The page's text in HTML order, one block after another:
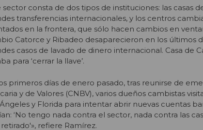
sector consta de dos tipos de instituciones: las casas
transferencias internacionales, y los centros
en la frontera, que sólo hacen cambios en
Catorce y Ribadeo desaparecieron en los últimos
casos de lavado de dinero internacional. Casa de
para ‘cerrar la llave’.
primeros días de enero pasado, tras reunirse de
y de Valores (CNBV), varios dueños cambistas
y Florida para intentar abrir nuevas cuentas
‘No tengo nada contra el sector, nada contra las
refiere Ramírez.